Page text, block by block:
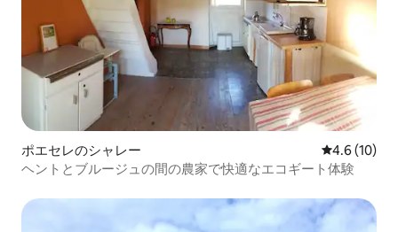
ポエセレのシャレー レビュー10
4.6 (10)
ヘントとブルージュの間の農家で快適なエコギート体験